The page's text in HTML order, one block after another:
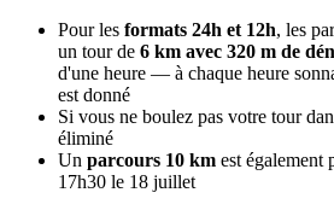
Pour les formats 24h et 12h, les
un tour de 6 km avec 320 m de
d'une heure — à chaque heure
est donné
Si vous ne boulez pas votre tour
éliminé
Un parcours 10 km est également
17h30 le 18 juillet